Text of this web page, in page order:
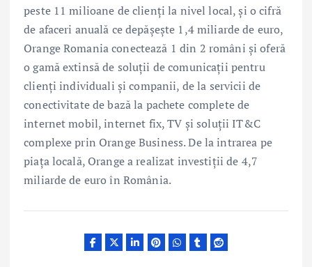
peste 11 milioane de clienți la nivel local, și o cifră
de afaceri anuală ce depășește 1,4 miliarde de euro,
Orange Romania conectează 1 din 2 români și oferă
o gamă extinsă de soluții de comunicații pentru
clienți individuali și companii, de la servicii de
conectivitate de bază la pachete complete de
internet mobil, internet fix, TV și soluții IT&C
complexe prin Orange Business. De la intrarea pe
piața locală, Orange a realizat investiții de 4,7
miliarde de euro în România.